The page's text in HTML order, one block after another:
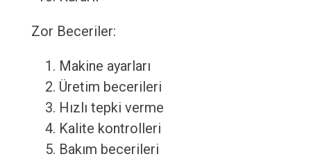
Zor Beceriler:
Makine ayarları
Üretim becerileri
Hızlı tepki verme
Kalite kontrolleri
Bakım becerileri